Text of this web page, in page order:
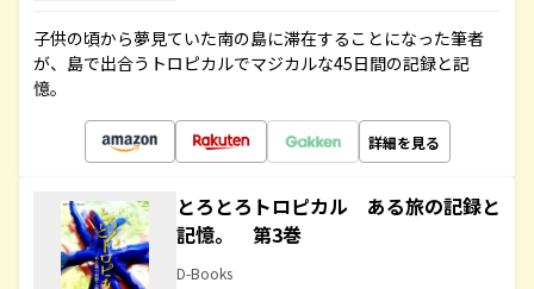
子供の頃から夢見ていた南の島に滞在することになった筆者
が、島で出合うトロピカルでマジカルな45日間の記録と記
憶。
詳細を見る
とろとろトロピカル ある旅の記録と
記憶。 第3巻
D-Books